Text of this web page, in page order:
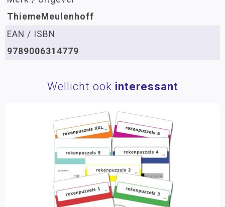
ThiemeMeulenhoff
EAN / ISBN
9789006314779
Wellicht ook interessant